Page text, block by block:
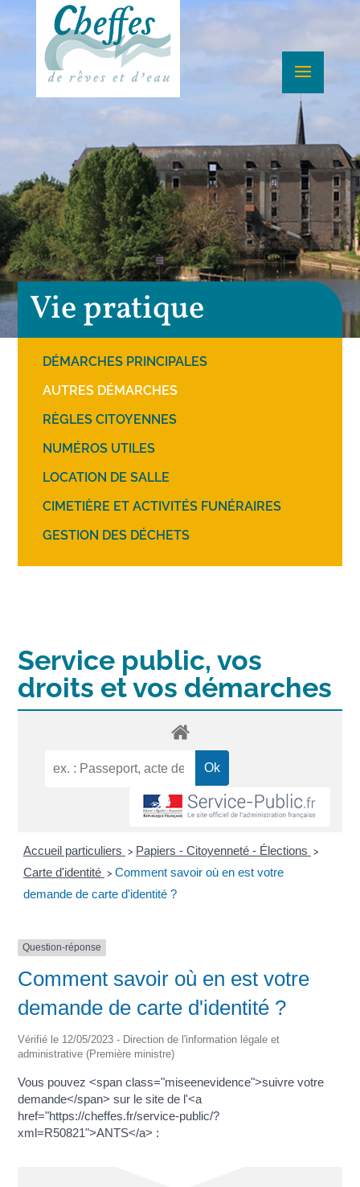
Vie pratique
DÉMARCHES PRINCIPALES
AUTRES DÉMARCHES
RÈGLES CITOYENNES
NUMÉROS UTILES
LOCATION DE SALLE
CIMETIÈRE ET ACTIVITÉS FUNÉRAIRES
GESTION DES DÉCHETS
Service public, vos
droits et vos démarches
Accueil particuliers > Papiers - Citoyenneté - Élections >
Carte d'identité > Comment savoir où en est votre
demande de carte d'identité ?
Question-réponse
Comment savoir où en est votre
demande de carte d'identité ?
Vérifié le 12/05/2023 - Direction de l'information légale et
administrative (Première ministre)
Vous pouvez <span class="miseenevidence">suivre votre
demande</span> sur le site de l'<a
href="https://cheffes.fr/service-public/?
xml=R50821">ANTS</a> :